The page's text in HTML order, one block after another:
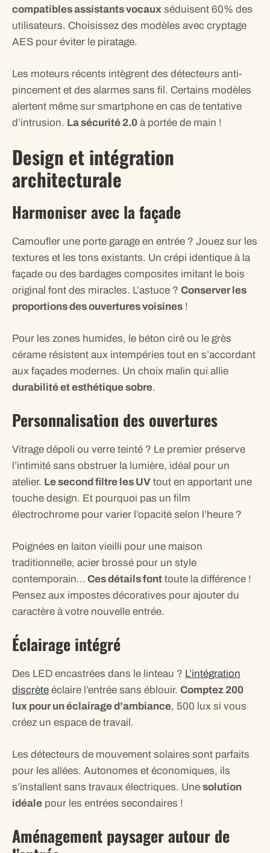
compatibles assistants vocaux séduisent 60% des
utilisateurs. Choisissez des modèles avec cryptage
AES pour éviter le piratage.
Les moteurs récents intègrent des détecteurs anti-
pincement et des alarmes sans fil. Certains modèles
alertent même sur smartphone en cas de tentative
d’intrusion. La sécurité 2.0 à portée de main !
Design et intégration
architecturale
Harmoniser avec la façade
Camoufler une porte garage en entrée ? Jouez sur les
textures et les tons existants. Un crépi identique à la
façade ou des bardages composites imitant le bois
original font des miracles. L’astuce ? Conserver les
proportions des ouvertures voisines !
Pour les zones humides, le béton ciré ou le grès
cérame résistent aux intempéries tout en s’accordant
aux façades modernes. Un choix malin qui allie
durabilité et esthétique sobre.
Personnalisation des ouvertures
Vitrage dépoli ou verre teinté ? Le premier préserve
l’intimité sans obstruer la lumière, idéal pour un
atelier. Le second filtre les UV tout en apportant une
touche design. Et pourquoi pas un film
électrochrome pour varier l’opacité selon l’heure ?
Poignées en laiton vieilli pour une maison
traditionnelle, acier brossé pour un style
contemporain… Ces détails font toute la différence !
Pensez aux impostes décoratives pour ajouter du
caractère à votre nouvelle entrée.
Éclairage intégré
Des LED encastrées dans le linteau ? L’intégration
discrète éclaire l’entrée sans éblouir. Comptez 200
lux pour un éclairage d’ambiance, 500 lux si vous
créez un espace de travail.
Les détecteurs de mouvement solaires sont parfaits
pour les allées. Autonomes et économiques, ils
s’installent sans travaux électriques. Une solution
idéale pour les entrées secondaires !
Aménagement paysager autour de